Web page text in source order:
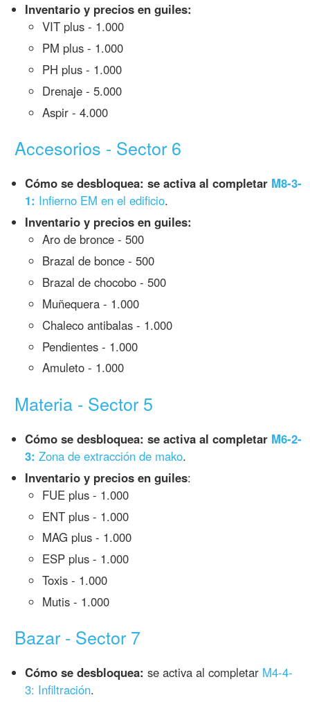
Inventario y precios en guiles:
VIT plus - 1.000
PM plus - 1.000
PH plus - 1.000
Drenaje - 5.000
Aspir - 4.000
Accesorios - Sector 6
Cómo se desbloquea: se activa al completar M8-3-
1: Infierno EM en el edificio.
Inventario y precios en guiles:
Aro de bronce - 500
Brazal de bonce - 500
Brazal de chocobo - 500
Muñequera - 1.000
Chaleco antibalas - 1.000
Pendientes - 1.000
Amuleto - 1.000
Materia - Sector 5
Cómo se desbloquea: se activa al completar M6-2-
3: Zona de extracción de mako.
Inventario y precios en guiles:
FUE plus - 1.000
ENT plus - 1.000
MAG plus - 1.000
ESP plus - 1.000
Toxis - 1.000
Mutis - 1.000
Bazar - Sector 7
Cómo se desbloquea: se activa al completar M4-4-
3: Infiltración.